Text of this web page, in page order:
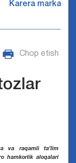
Karera markazi
Chop etish
va raqamli ta’lim
hamkorlik aloqalari